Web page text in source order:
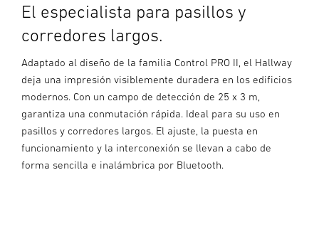
El especialista para pasillos y
corredores largos.
Adaptado al diseño de la familia Control PRO II, el Hallway
deja una impresión visiblemente duradera en los edificios
modernos. Con un campo de detección de 25 x 3 m,
garantiza una conmutación rápida. Ideal para su uso en
pasillos y corredores largos. El ajuste, la puesta en
funcionamiento y la interconexión se llevan a cabo de
forma sencilla e inalámbrica por Bluetooth.